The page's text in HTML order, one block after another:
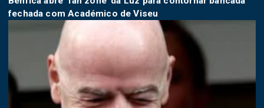
fechada com Académico de Viseu